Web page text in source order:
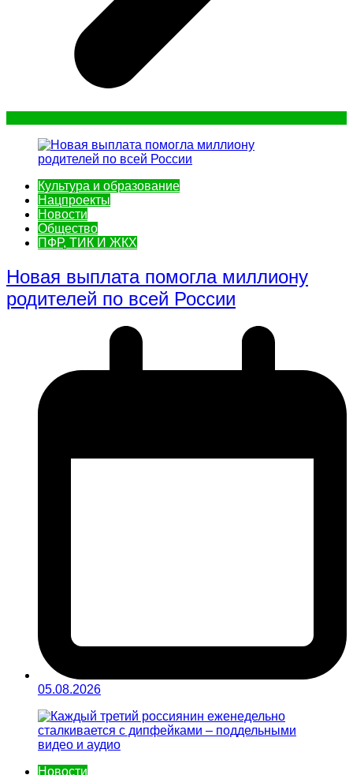
Культура и образование
Нацпроекты
Новости
Общество
ПФР, ТИК И ЖКХ
Новая выплата помогла миллиону
родителей по всей России
05.08.2026
Новости